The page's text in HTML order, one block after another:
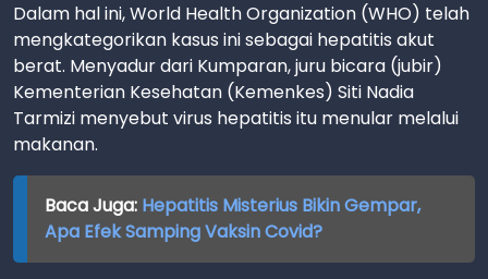
Dalam hal ini, World Health Organization (WHO) telah
mengkategorikan kasus ini sebagai hepatitis akut
berat. Menyadur dari Kumparan, juru bicara (jubir)
Kementerian Kesehatan (Kemenkes) Siti Nadia
Tarmizi menyebut virus hepatitis itu menular melalui
makanan.
Baca Juga: Hepatitis Misterius Bikin Gempar,
Apa Efek Samping Vaksin Covid?